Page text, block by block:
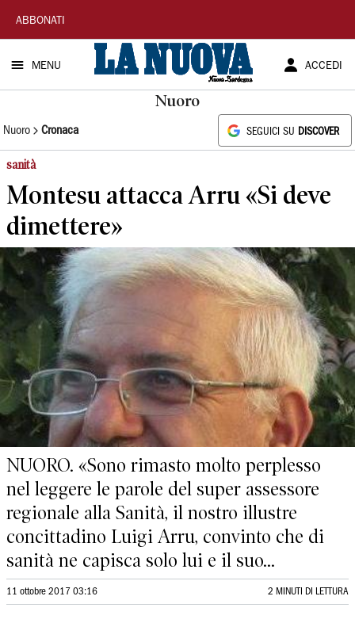
La
Nuova
Sardegna
ABBONATI
MENU ACCEDI
Nuoro
Nuoro Cronaca SEGUICI SU DISCOVER
sanità
Montesu attacca Arru «Si deve
dimettere»
NUORO. «Sono rimasto molto perplesso
nel leggere le parole del super assessore
regionale alla Sanità, il nostro illustre
concittadino Luigi Arru, convinto che di
sanità ne capisca solo lui e il suo...
11 ottobre 2017 03:16 2 MINUTI DI LETTURA